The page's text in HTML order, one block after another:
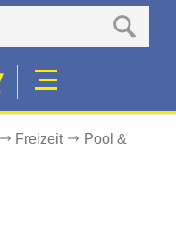
Freizeit
Pool &